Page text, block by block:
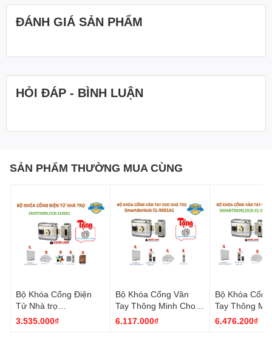
ĐÁNH GIÁ SẢN PHẨM
HỎI ĐÁP - BÌNH LUẬN
SẢN PHẨM THƯỜNG MUA CÙNG
Bộ Khóa Cổng Điện
Tử Nhà trọ
Smartdorlock CL-5001
3.535.000₫
Bộ Khóa Cổng Vân
Tay Thông Minh Cho
Nhà Trọ Smartdorlock
6.117.000₫
Bộ Khóa
Tay Thông
Nhà Trọ
6.476.200₫